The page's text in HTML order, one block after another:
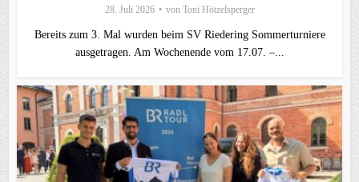
28. Juli 2026 von Toni Hötzelsperger
Bereits zum 3. Mal wurden beim SV Riedering Sommerturniere
ausgetragen. Am Wochenende vom 17.07. –...